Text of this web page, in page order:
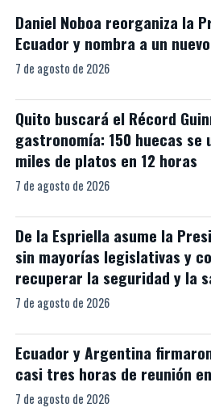
Daniel Noboa reorganiza la
Ecuador y nombra a un
7 de agosto de 2026
Quito buscará el Récord
gastronomía: 150 huecas se
miles de platos en 12 horas
7 de agosto de 2026
De la Espriella asume la
sin mayorías legislativas y
recuperar la seguridad y la
7 de agosto de 2026
Ecuador y Argentina
casi tres horas de reunión
7 de agosto de 2026